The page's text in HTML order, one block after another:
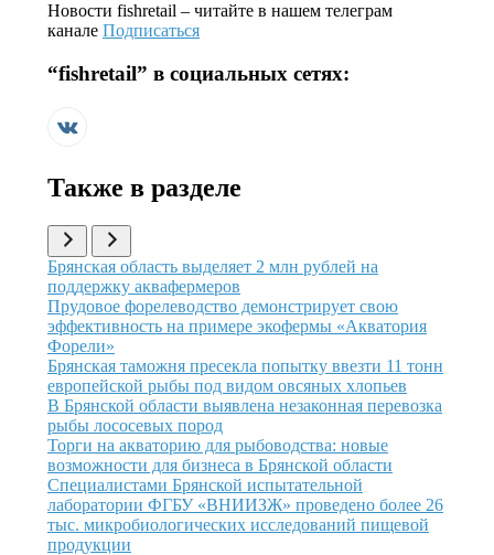
Новости fishretail – читайте в нашем телеграм
канале Подписаться
“fishretail” в социальных сетях:
Также в разделе
Иллюстрация новости
Брянская область выделяет 2 млн рублей на
поддержку аквафермеров
Иллюстрация новости
Прудовое форелеводство демонстрирует свою
эффективность на примере экофермы «Акватория
Форели»
Иллюстрация новости
Брянская таможня пресекла попытку ввезти 11 тонн
европейской рыбы под видом овсяных хлопьев
Иллюстрация новости
В Брянской области выявлена незаконная перевозка
рыбы лососевых пород
Иллюстрация новости
Торги на акваторию для рыбоводства: новые
возможности для бизнеса в Брянской области
Иллюстрация новости
Специалистами Брянской испытательной
лаборатории ФГБУ «ВНИИЗЖ» проведено более 26
тыс. микробиологических исследований пищевой
продукции